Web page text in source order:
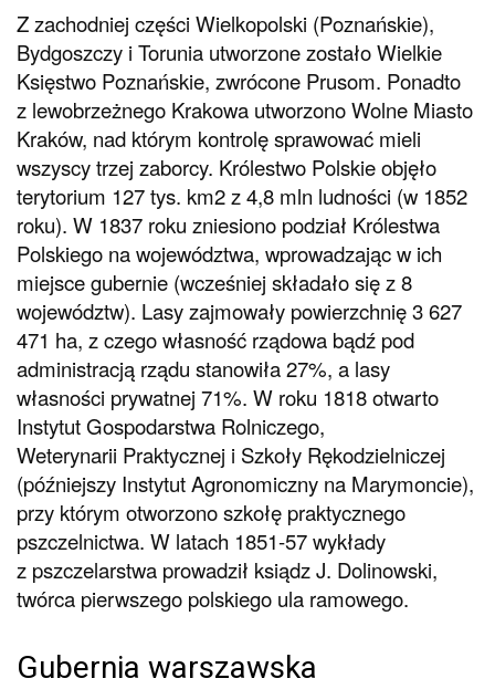
Z zachodniej części Wielkopolski (Poznańskie),
Bydgoszczy i Torunia utworzone zostało Wielkie
Księstwo Poznańskie, zwrócone Prusom. Ponadto
z lewobrzeżnego Krakowa utworzono Wolne Miasto
Kraków, nad którym kontrolę sprawować mieli
wszyscy trzej zaborcy. Królestwo Polskie objęło
terytorium 127 tys. km2 z 4,8 mln ludności (w 1852
roku). W 1837 roku zniesiono podział Królestwa
Polskiego na województwa, wprowadzając w ich
miejsce gubernie (wcześniej składało się z 8
województw). Lasy zajmowały powierzchnię 3 627
471 ha, z czego własność rządowa bądź pod
administracją rządu stanowiła 27%, a lasy
własności prywatnej 71%. W roku 1818 otwarto
Instytut Gospodarstwa Rolniczego,
Weterynarii Praktycznej i Szkoły Rękodzielniczej
(późniejszy Instytut Agronomiczny na Marymoncie),
przy którym otworzono szkołę praktycznego
pszczelnictwa. W latach 1851-57 wykłady
z pszczelarstwa prowadził ksiądz J. Dolinowski,
twórca pierwszego polskiego ula ramowego.
Gubernia warszawska